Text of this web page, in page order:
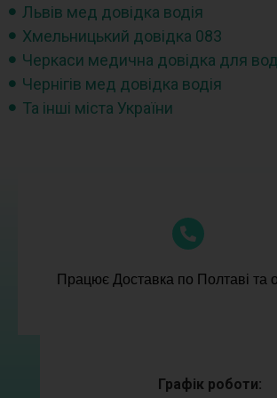
Львів мед довідка водія
Хмельницький довідка 083
Черкаси медична довідка для
Чернігів мед довідка водія
Та інші міста України
Працює Доставка по Полтаві та
Графік роботи: